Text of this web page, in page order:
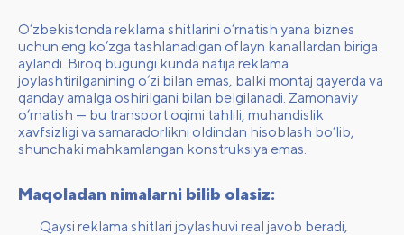
O‘zbekistonda reklama shitlarini o‘rnatish yana biznes
uchun eng ko‘zga tashlanadigan oflayn kanallardan biriga
aylandi. Biroq bugungi kunda natija reklama
joylashtirilganining o‘zi bilan emas, balki montaj qayerda va
qanday amalga oshirilgani bilan belgilanadi. Zamonaviy
o‘rnatish — bu transport oqimi tahlili, muhandislik
xavfsizligi va samaradorlikni oldindan hisoblash bo‘lib,
shunchaki mahkamlangan konstruksiya emas.
Maqoladan nimalarni bilib olasiz:
Qaysi reklama shitlari joylashuvi real javob beradi,